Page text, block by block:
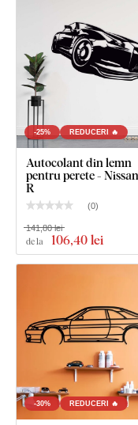
perete arată curat și
subțiri din hârtie.
Placa respectă
sigură,
Ce este
Tablou din
-25% REDUCERI 🔥
Autocolant din lemn
pentru perete -
R
(0)
de la 106,40 lei
141,80 lei
-30% REDUCERI 🔥